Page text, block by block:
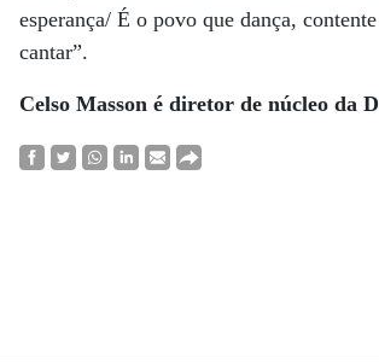
esperança/ É o povo que dança,
cantar”.
Celso Masson é diretor de núcleo da